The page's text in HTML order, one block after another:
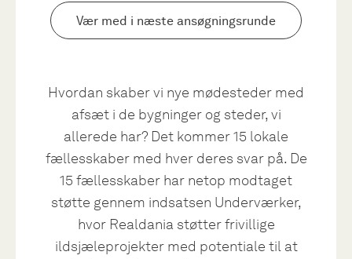
Vær med i næste ansøgningsrunde
Hvordan skaber vi nye mødesteder med
afsæt i de bygninger og steder, vi
allerede har? Det kommer 15 lokale
fællesskaber med hver deres svar på. De
15 fællesskaber har netop modtaget
støtte gennem indsatsen Underværker,
hvor Realdania støtter frivillige
ildsjæleprojekter med potentiale til at